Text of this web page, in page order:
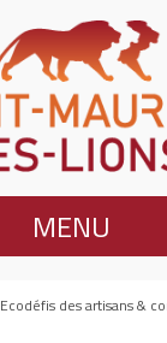
MENU
Ecodéfis des artisans &